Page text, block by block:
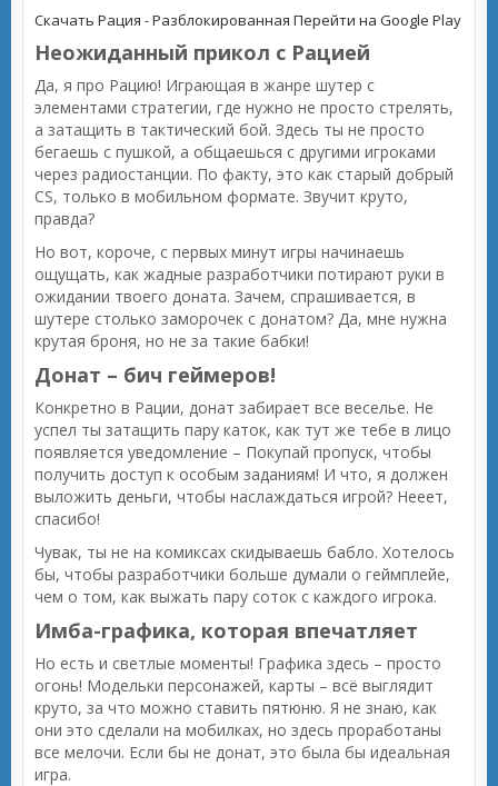
Скачать Рация - Разблокированная Перейти на Google Play
Неожиданный прикол с Рацией
Да, я про Рацию! Играющая в жанре шутер с
элементами стратегии, где нужно не просто стрелять,
а затащить в тактический бой. Здесь ты не просто
бегаешь с пушкой, а общаешься с другими игроками
через радиостанции. По факту, это как старый добрый
CS, только в мобильном формате. Звучит круто,
правда?
Но вот, короче, с первых минут игры начинаешь
ощущать, как жадные разработчики потирают руки в
ожидании твоего доната. Зачем, спрашивается, в
шутере столько заморочек с донатом? Да, мне нужна
крутая броня, но не за такие бабки!
Донат – бич геймеров!
Конкретно в Рации, донат забирает все веселье. Не
успел ты затащить пару каток, как тут же тебе в лицо
появляется уведомление – Покупай пропуск, чтобы
получить доступ к особым заданиям! И что, я должен
выложить деньги, чтобы наслаждаться игрой? Нееет,
спасибо!
Чувак, ты не на комиксах скидываешь бабло. Хотелось
бы, чтобы разработчики больше думали о геймплейе,
чем о том, как выжать пару соток с каждого игрока.
Имба-графика, которая впечатляет
Но есть и светлые моменты! Графика здесь – просто
огонь! Модельки персонажей, карты – всё выглядит
круто, за что можно ставить пятюню. Я не знаю, как
они это сделали на мобилках, но здесь проработаны
все мелочи. Если бы не донат, это была бы идеальная
игра.